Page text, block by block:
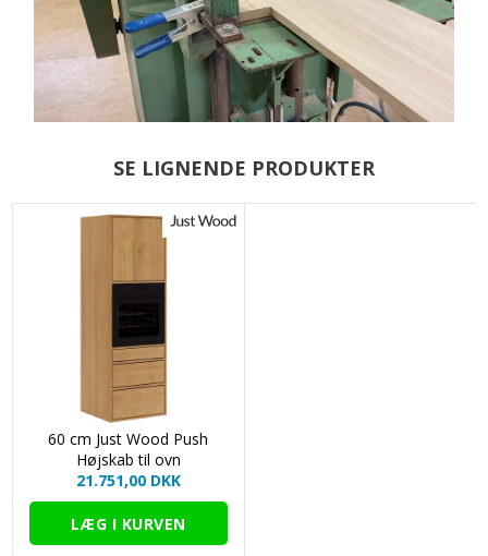
SE LIGNENDE PRODUKTER
60 cm Just Wood Push
Højskab til ovn
21.751,00 DKK